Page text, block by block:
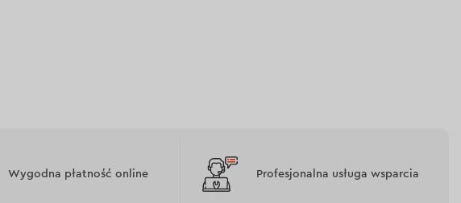
Wygodna płatność online Profesjonalna usługa wsparcia